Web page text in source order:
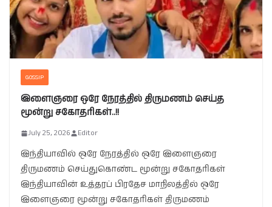
GOSSIP
இளைஞரை ஒரே நேரத்தில் திருமணம் செய்த
மூன்று சகோதரிகள்..!!
July 25, 2026 Editor
இந்தியாவில் ஒரே நேரத்தில் ஒரே இளைஞரை
திருமணம் செய்துகொண்ட மூன்று சகோதரிகள்
இந்தியாவின் உத்தரப் பிரதேச மாநிலத்தில் ஒரே
இளைஞரை மூன்று சகோதரிகள் திருமணம்